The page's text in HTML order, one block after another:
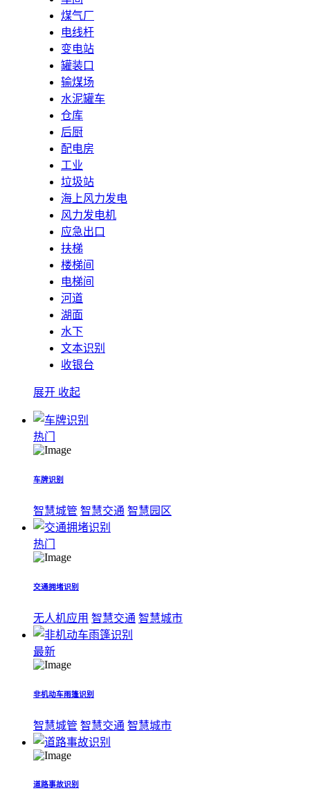
煤气厂
电线杆
变电站
罐装口
输煤场
水泥罐车
仓库
后厨
配电房
工业
垃圾站
海上风力发电
风力发电机
应急出口
扶梯
楼梯间
电梯间
河道
湖面
水下
文本识别
收银台
展开 收起
热门
车牌识别
智慧城管 智慧交通 智慧园区
热门
交通拥堵识别
无人机应用 智慧交通 智慧城市
最新
非机动车雨篷识别
智慧城管 智慧交通 智慧城市
道路事故识别